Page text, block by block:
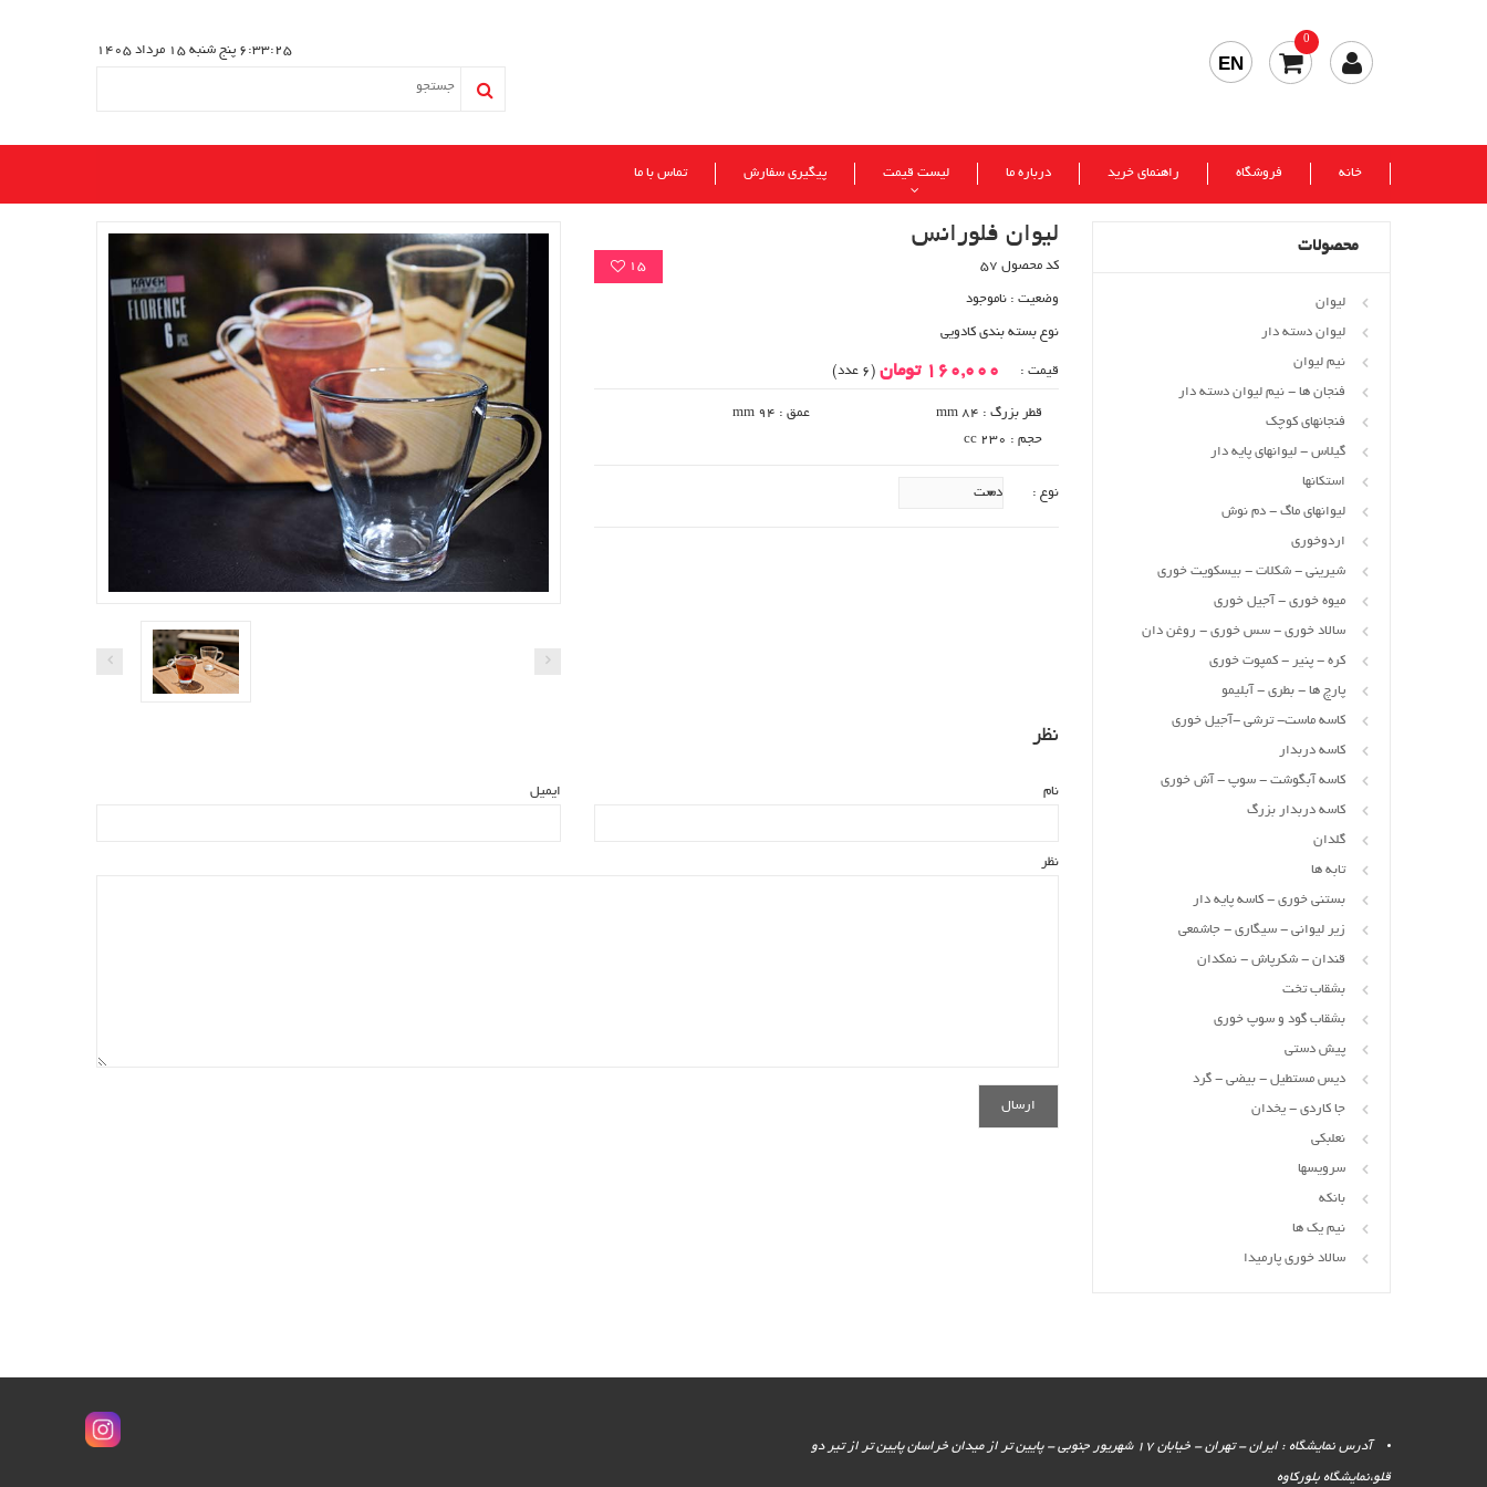
6:33:26 پنج شنبه 15 مرداد 1405
0
EN
خانه فروشگاه راهنمای خرید درباره ما لیست قیمت پیگیری سفارش تماس با ما
لیوان فلورانس
15 کد محصول 57
وضعیت : ناموجود
نوع بسته بندی کادویی
قیمت : 160,000 تومان (6 عدد)
قطر بزرگ : 84 mm
عمق : 94 mm
حجم : 230 cc
نوع :
نظر
ایمیل نام
نظر
محصولات
لیوان
لیوان دسته دار
نیم لیوان
فنجان ها - نیم لیوان دسته دار
فنجانهای کوچک
گیلاس - لیوانهای پایه دار
استکانها
لیوانهای ماگ - دم نوش
اردوخوری
شیرینی - شکلات - بیسکویت خوری
میوه خوری - آجیل خوری
سالاد خوری - سس خوری - روغن دان
کره - پنیر - کمپوت خوری
پارچ ها - بطری - آبلیمو
کاسه ماست- ترشی -آجیل خوری
کاسه دربدار
کاسه آبگوشت - سوپ - آش خوری
کاسه دربدار بزرگ
گلدان
تابه ها
بستنی خوری - کاسه پایه دار
زیر لیوانی - سیگاری - جاشمعی
قندان - شکرپاش - نمکدان
بشقاب تخت
بشقاب گود و سوپ خوری
پیش دستی
دیس مستطیل - بیضی - گرد
جا کاردی - یخدان
نعلبکی
سرویسها
بانکه
نیم یک ها
سالاد خوری پارمیدا
آدرس نمایشگاه : ایران - تهران - خیابان 17 شهریور جنوبی - پایین تر از میدان خراسان پایین تر از تیر دو
قلو،نمایشگاه بلورکاوه